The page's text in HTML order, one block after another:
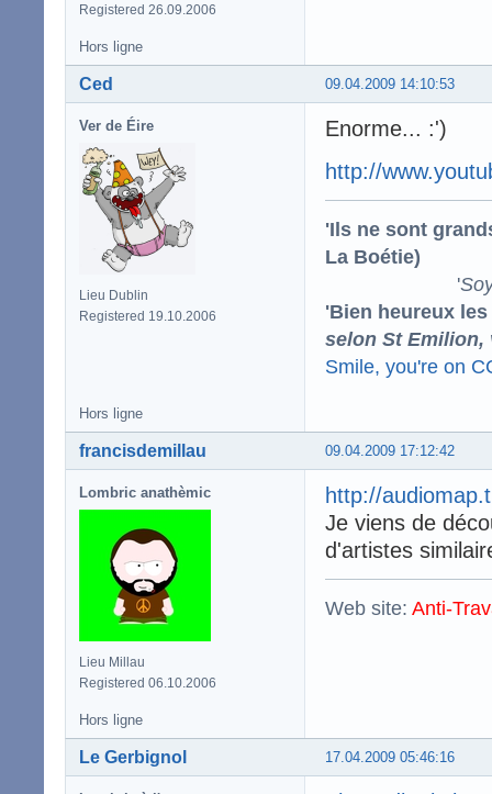
Registered 26.09.2006
Hors ligne
09.04.2009 14:10:53
Ced
Ver de Éire
Lieu Dublin
Registered 19.10.2006
Enorme... :')
http://
'Ils ne sont
La Boétie)
'
'Bien heureux
selon St Emilion,
Smile, you're on
Hors ligne
09.04.2009 17:12:42
francisdemillau
Lombric anathèmic
Lieu Millau
Registered 06.10.2006
http://
Je viens de
d'artistes
Web site: Anti-
Hors ligne
17.04.2009 05:46:16
Le Gerbignol